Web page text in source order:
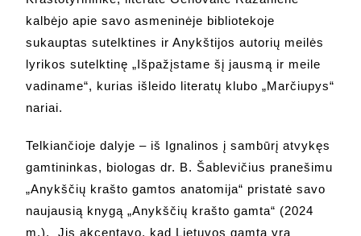
kalbėjo apie savo asmeninėje bibliotekoje
sukauptas sutelktines ir Anykštijos autorių meilės
lyrikos sutelktinę „Išpažįstame šį jausmą ir meile
vadiname“, kurias išleido literatų klubo „Marčiupys“
nariai.
Telkiančioje dalyje – iš Ignalinos į sambūrį atvykęs
gamtininkas, biologas dr. B. Šablevičius pranešimu
„Anykščių krašto gamtos anatomija“ pristatė savo
naujausią knygą „Anykščių krašto gamta“ (2024
m.). Jis akcentavo, kad Lietuvos gamta yra